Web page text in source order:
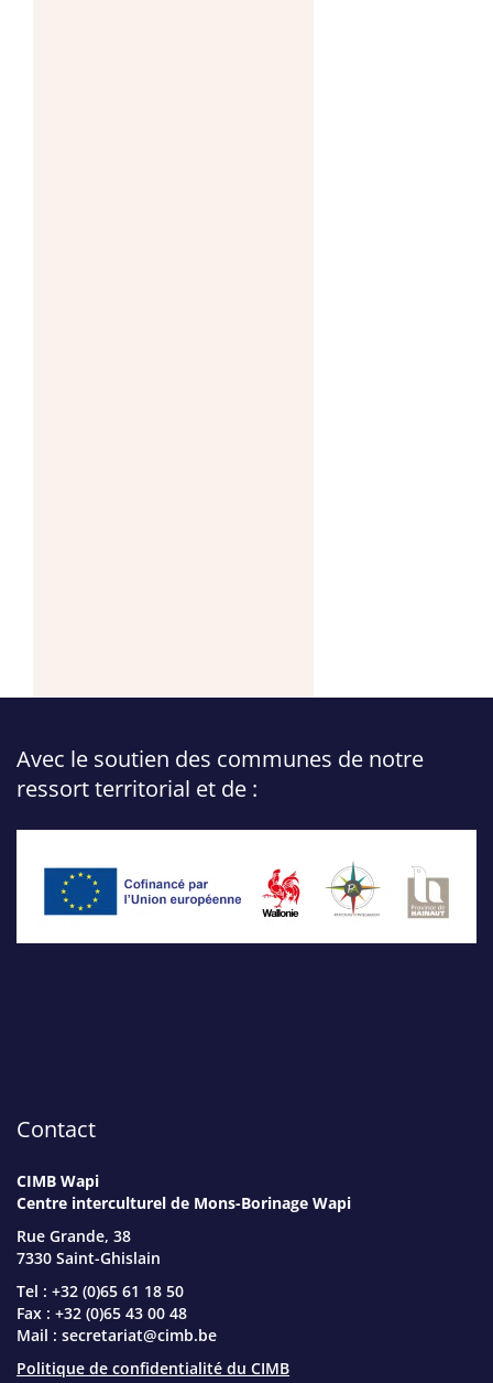
Avec le soutien des communes de notre
ressort territorial et de :
Contact
CIMB Wapi
Centre interculturel de Mons-Borinage Wapi
Rue Grande, 38
7330 Saint-Ghislain
Tel : +32 (0)65 61 18 50
Fax : +32 (0)65 43 00 48
Mail : secretariat@cimb.be
Politique de confidentialité du CIMB